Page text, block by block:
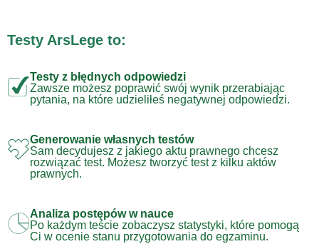
Testy ArsLege to:
Testy z błędnych odpowiedzi
Zawsze możesz poprawić swój wynik przerabiając
pytania, na które udzieliłeś negatywnej odpowiedzi.
Generowanie własnych testów
Sam decydujesz z jakiego aktu prawnego chcesz
rozwiązać test. Możesz tworzyć test z kilku aktów
prawnych.
Analiza postępów w nauce
Po każdym teście zobaczysz statystyki, które pomogą
Ci w ocenie stanu przygotowania do egzaminu.